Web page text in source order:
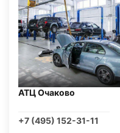
АТЦ Очаково
+7 (495) 152-31-11